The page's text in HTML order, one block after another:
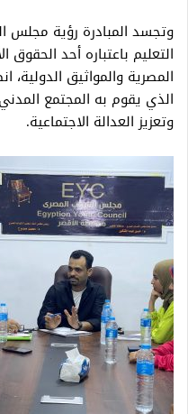
وتجسد المبادرة رؤية
التعليم باعتباره أحد
المصرية والمواثيق الدولية،
الذي يقوم به المجتمع
وتعزيز العدالة الاجتماعية.